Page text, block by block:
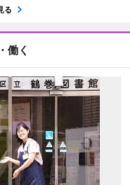
る
働く